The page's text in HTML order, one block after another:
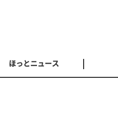
ほっとニュース